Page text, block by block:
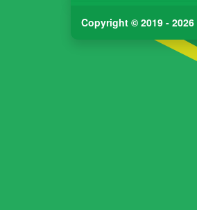
Copyright © 2019 - 2026